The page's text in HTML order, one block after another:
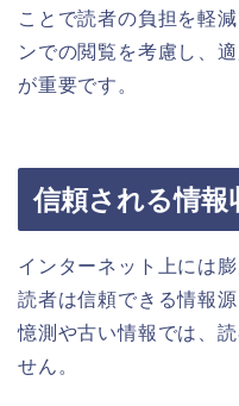
ことで読者の負担を軽
ンでの閲覧を考慮し、
が重要です。
信頼される情報
インターネット上には
読者は信頼できる情報
憶測や古い情報では、
せん。